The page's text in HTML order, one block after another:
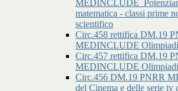
matematica - classi prime
scientifico
Circ.458 rettifica DM.19
MEDINCLUDE Olimpiadi
Circ.457 rettifica DM.19
MEDINCLUDE Olimpiadi
Circ.456 DM.19 PNRR
del Cinema e delle serie tv